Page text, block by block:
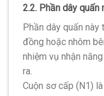
2.2. Phần dây quấn
Phần dây quấn
đồng hoặc nhôm
nhiệm vụ nhận
ra.
Cuộn sơ cấp (N1)